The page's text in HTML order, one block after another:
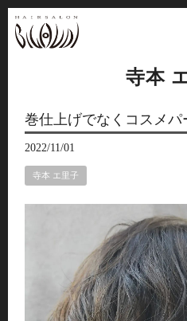
寺本
巻仕上げでなくコスメ
2022/11/01
寺本 エ里子